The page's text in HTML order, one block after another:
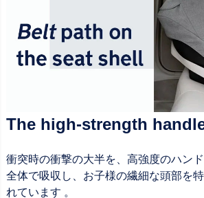
The high-strength
衝突時の衝撃の大半を、高強度のハン
全体で吸収し、お子様の繊細な頭部を
れています 。